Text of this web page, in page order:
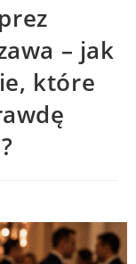
– jak
które